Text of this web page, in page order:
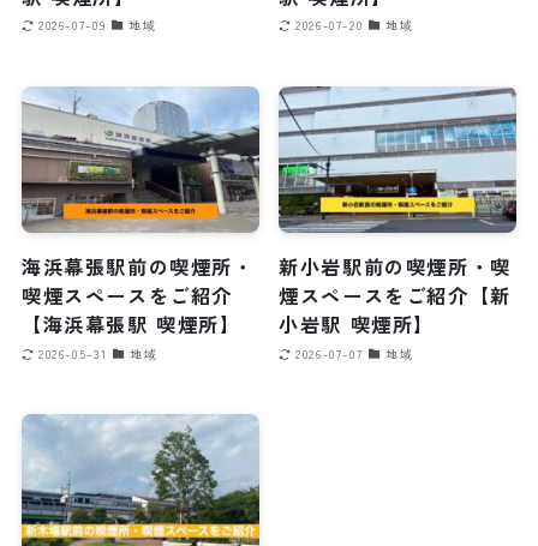
2026-07-09 地域 2026-07-20 地域
海浜幕張駅前の喫煙所・
喫煙スペースをご紹介
【海浜幕張駅 喫煙所】
2026-05-31 地域
新小岩駅前の喫煙所・喫
煙スペースをご紹介【新
小岩駅 喫煙所】
2026-07-07 地域